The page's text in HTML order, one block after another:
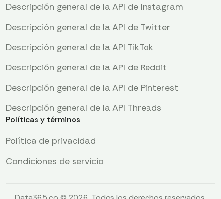
Descripción general de la API de Instagram
Descripción general de la API de Twitter
Descripción general de la API TikTok
Descripción general de la API de Reddit
Descripción general de la API de Pinterest
Descripción general de la API Threads
Políticas y términos
Política de privacidad
Condiciones de servicio